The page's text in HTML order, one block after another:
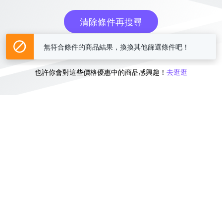
清除條件再搜尋
或
也許你會對這些價格優惠中的商品感興趣！ 去逛逛
無符合條件的商品結果，換換其他篩選條件吧！